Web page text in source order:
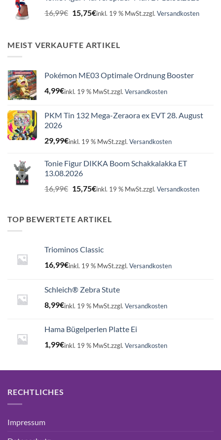
16,99€ Ursprünglicher
Preis
16,99€
15,75€Aktueller
15,75€.
inkl. 19 % MwSt.zzgl. Versandkosten
MEIST VERKAUFTE ARTIKEL
Pokémon ME03 Optimale Ordnung Booster
4,99€inkl. 19 % MwSt.zzgl. Versandkosten
PKM Tin 132 Mega-Zeraora ex EVT 28. August
2026
29,99€inkl. 19 % MwSt.zzgl. Versandkosten
Tonie Figur DIKKA Boom Schakkalakka ET
13.08.2026
16,99€ Ursprünglicher
Preis
16,99€
15,75€Aktueller
15,75€.
inkl. 19 % MwSt.zzgl. Versandkosten
TOP BEWERTETE ARTIKEL
Triominos Classic
16,99€inkl. 19 % MwSt.zzgl. Versandkosten
Schleich® Zebra Stute
8,99€inkl. 19 % MwSt.zzgl. Versandkosten
Hama Bügelperlen Platte Ei
1,99€inkl. 19 % MwSt.zzgl. Versandkosten
RECHTLICHES
Impressum